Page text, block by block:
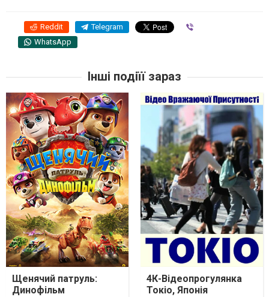
Reddit Telegram
WhatsApp
Інші подіїї зараз
Щенячий патруль:
Динофільм
4К-Відеопрогулянка
Токіо, Японія